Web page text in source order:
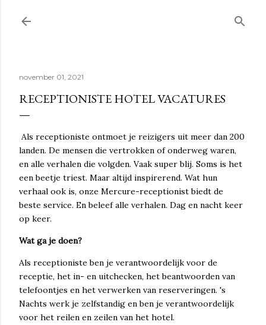
november 01, 2021
RECEPTIONISTE HOTEL VACATURES
Als receptioniste ontmoet je reizigers uit meer dan 200
landen. De mensen die vertrokken of onderweg waren,
en alle verhalen die volgden. Vaak super blij. Soms is het
een beetje triest. Maar altijd inspirerend. Wat hun
verhaal ook is, onze Mercure-receptionist biedt de
beste service. En beleef alle verhalen. Dag en nacht keer
op keer.
Wat ga je doen?
Als receptioniste ben je verantwoordelijk voor de
receptie, het in- en uitchecken, het beantwoorden van
telefoontjes en het verwerken van reserveringen. 's
Nachts werk je zelfstandig en ben je verantwoordelijk
voor het reilen en zeilen van het hotel.